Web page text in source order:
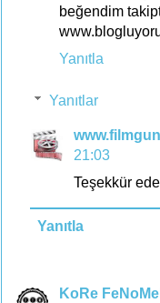
beğendim
Yanıtla
Yanıtlar
21:03
Teşekkür
Yanıtla
KoRe